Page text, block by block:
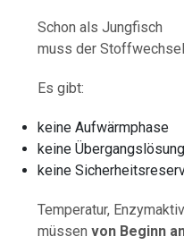
Schon als Jungfisch
muss der
Es gibt:
keine Aufwärmphase
keine Übergangslösung
keine
Temperatur,
müssenvon Beginn